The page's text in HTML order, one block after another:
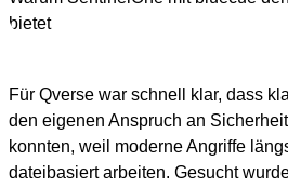
bietet
Für Qverse war schnell klar, dass
den eigenen Anspruch an
konnten, weil moderne Angriffe
dateibasiert arbeiten. Gesucht